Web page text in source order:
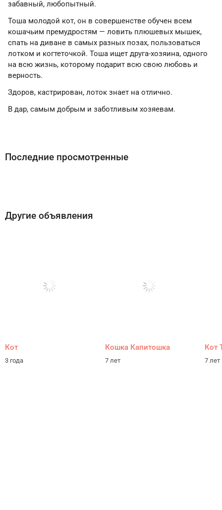
забавный, любопытный.
Тоша молодой кот, он в совершенстве обучен всем
кошачьим премудростям — ловить плюшевых мышек,
спать на диване в самых разных позах, пользоваться
лотком и когтеточкой. Тоша ищет друга-хозяина, одного
на всю жизнь, которому подарит всю свою любовь и
верность.
Здоров, кастрирован, лоток знает на отлично.
В дар, самым добрым и заботливым хозяевам.
Последние просмотренные
Другие объявления
Кот
3 года
Кошка Капитошка
7 лет
Кот
7 лет